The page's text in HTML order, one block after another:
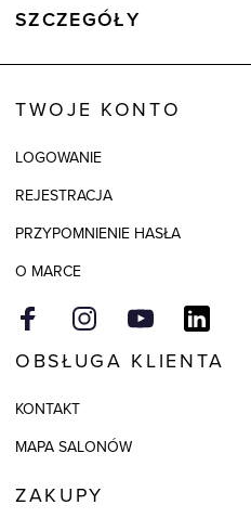
SZCZEGÓŁY
TWOJE KONTO
LOGOWANIE
REJESTRACJA
PRZYPOMNIENIE HASŁA
O MARCE
OBSŁUGA KLIENTA
KONTAKT
MAPA SALONÓW
ZAKUPY